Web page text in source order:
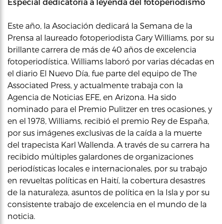
Este año, la Asociación dedicará la Semana de la
Prensa al laureado fotoperiodista Gary Williams, por su
brillante carrera de más de 40 años de excelencia
fotoperiodística. Williams laboró por varias décadas en
el diario El Nuevo Día, fue parte del equipo de The
Associated Press, y actualmente trabaja con la
Agencia de Noticias EFE, en Arizona. Ha sido
nominado para el Premio Pulitzer en tres ocasiones, y
en el 1978, Williams, recibió el premio Rey de España,
por sus imágenes exclusivas de la caída a la muerte
del trapecista Karl Wallenda. A través de su carrera ha
recibido múltiples galardones de organizaciones
periodísticas locales e internacionales, por su trabajo
en revueltas políticas en Haití, la cobertura desastres
de la naturaleza, asuntos de política en la Isla y por su
consistente trabajo de excelencia en el mundo de la
noticia.